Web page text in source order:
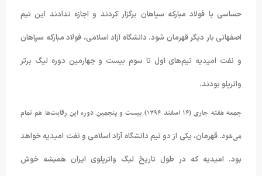
حساسی با فولاد مبارکه سپاهان برگزار کردند و اجازه ندادند این تیم
اصفهانی بار دیگر قهرمان شود. دانشگاه آزاد اسلامی، فولاد مبارکه سپاهان
و نفت امیدیه تیم‌های اول تا سوم بیست و چهارمین دوره لیگ برتر
واترپلو بودند.
جمعه هفته جاری (۱۴ اسفند ۱۳۹۴) بیست و پنجمین دوره این رقابت‌ها هم تمام
می‌شود.قهرمان، یکی از دو تیم دانشگاه آزاد اسلامی و نفت امیدیه خواهد
بود. امیدیه که در طول تاریخ لیگ واترپلوی ایران همیشه خوش